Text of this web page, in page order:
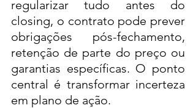
regularizar tudo antes do
closing, o contrato pode prever
obrigações pós-fechamento,
retenção de parte do preço ou
garantias específicas. O ponto
central é transformar incerteza
em plano de ação.